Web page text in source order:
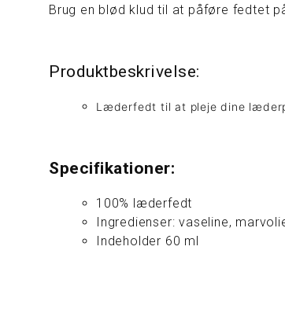
Brug en blød klud til at påføre fedtet
Produktbeskrivelse:
Læderfedt til at pleje dine
Specifikationer:
100% læderfedt
Ingredienser: vaseline,
Indeholder 60 ml